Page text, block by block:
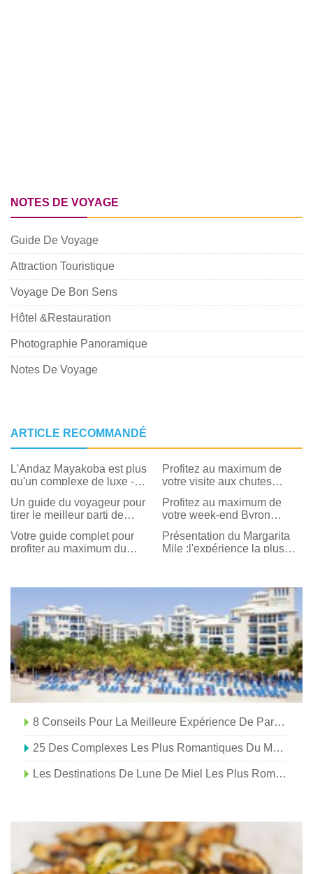
NOTES DE VOYAGE
Guide De Voyage
Attraction Touristique
Voyage De Bon Sens
Hôtel &Restauration
Photographie Panoramique
Notes De Voyage
ARTICLE RECOMMANDÉ
L'Andaz Mayakoba est plus
qu'un complexe de luxe -
culturelle
Profitez au maximum de
votre visite aux chutes
Un guide du voyageur pour
tirer le meilleur parti de
train de Chattanooga
Profitez au maximum de
votre week-end Byron
Votre guide complet pour
profiter au maximum du
Présentation du Margarita
Mile :l'expérience la plus
8 Conseils Pour La Meilleure Expérience De Parc À Thème D'Orlando
25 Des Complexes Les Plus Romantiques Du Monde
Les Destinations De Lune De Miel Les Plus Romantiques Dans Les Petites Villes Des États-Unis